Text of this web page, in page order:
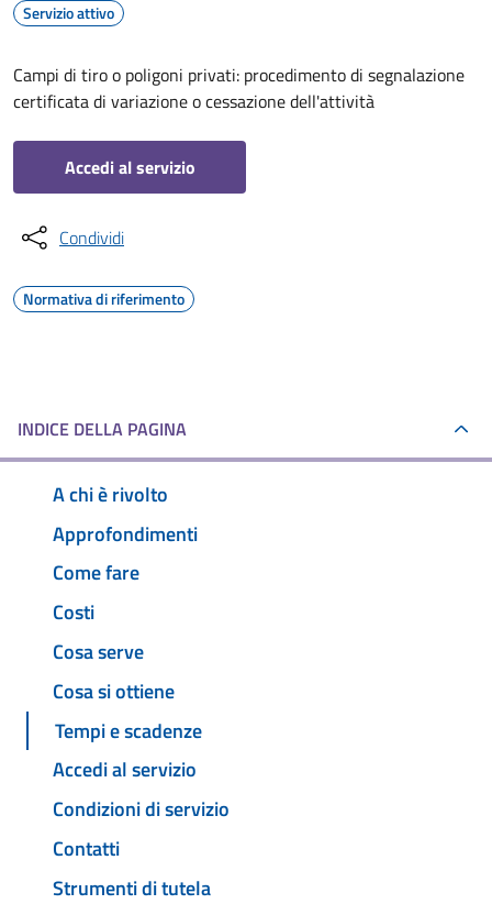
Servizio attivo
Campi di tiro o poligoni privati: procedimento di segnalazione
certificata di variazione o cessazione dell'attività
Accedi al servizio
Condividi
Normativa di riferimento
INDICE DELLA PAGINA
A chi è rivolto
Approfondimenti
Come fare
Costi
Cosa serve
Cosa si ottiene
Tempi e scadenze
Accedi al servizio
Condizioni di servizio
Contatti
Strumenti di tutela